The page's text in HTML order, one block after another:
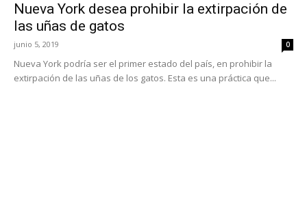
Nueva York desea prohibir la extirpación de
las uñas de gatos
junio 5, 2019 0
Nueva York podría ser el primer estado del país, en prohibir la
extirpación de las uñas de los gatos. Esta es una práctica que...